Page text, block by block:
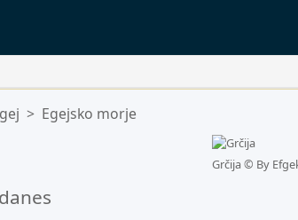
> Egejsko morje
Grčija © By